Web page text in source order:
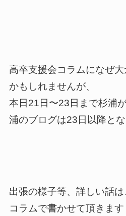
高卒支援会コラムになぜ
かもしれませんが、
本日21日〜23日まで杉浦
浦のブログは23日以降とな
出張の様子等、詳しい話
コラムで書かせて頂きます